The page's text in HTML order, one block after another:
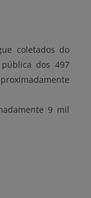
coletados do
dos 497
9 mil